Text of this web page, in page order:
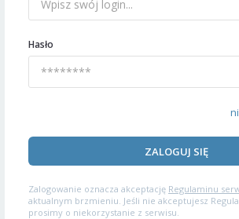
Hasło
ZALOGUJ SIĘ
Zalogowanie oznacza akceptację Regulaminu
aktualnym brzmieniu. Jeśli nie akceptujesz
prosimy o niekorzystanie z serwisu.